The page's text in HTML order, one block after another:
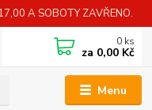
A SOBOTY ZAVŘENO.
Menu
0 ks
za 0,00 Kč